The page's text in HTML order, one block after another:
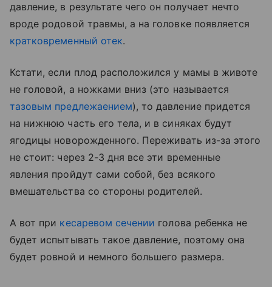
давление, в результате чего он получает нечто
вроде родовой травмы, а на головке появляется
кратковременный отек.
Кстати, если плод расположился у мамы в животе
не головой, а ножками вниз (это называется
тазовым предлежаением), то давление придется
на нижнюю часть его тела, и в синяках будут
ягодицы новорожденного. Переживать из-за этого
не стоит: через 2-3 дня все эти временные
явления пройдут сами собой, без всякого
вмешательства со стороны родителей.
А вот при кесаревом сечении голова ребенка не
будет испытывать такое давление, поэтому она
будет ровной и немного большего размера.